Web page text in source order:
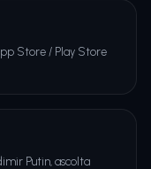
Store / Play Store
Putin, ascolta